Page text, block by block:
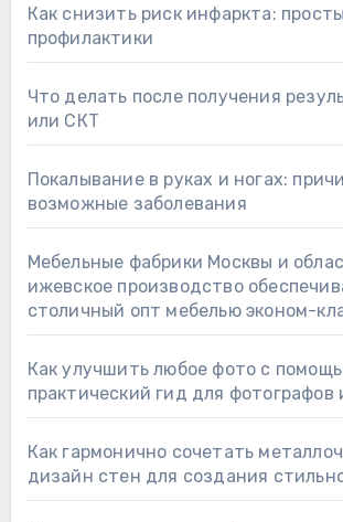
Как снизить риск инфаркта:
профилактики
Что делать после получения
или СКТ
Покалывание в руках и ногах:
возможные заболевания
Мебельные фабрики Москвы и
ижевское производство
столичный опт мебелью эконом-
Как улучшить любое фото с
практический гид для фотографов
Как гармонично сочетать
дизайн стен для создания